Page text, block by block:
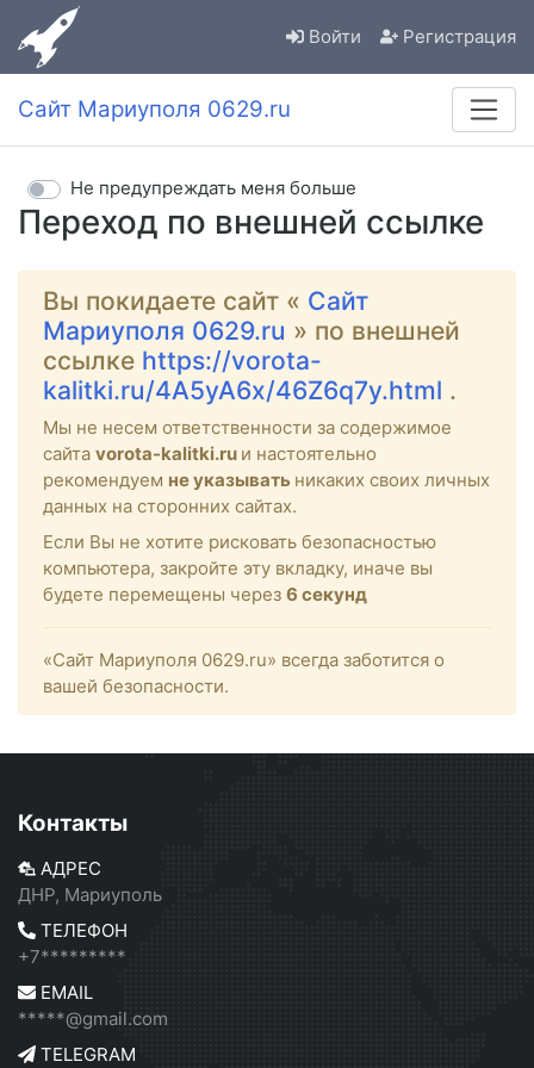
Войти Регистрация
Сайт Мариуполя 0629.ru
Переход по внешней ссылке
Не предупреждать меня больше
Вы покидаете сайт « Сайт
Мариуполя 0629.ru » по внешней
ссылке https://vorota-
kalitki.ru/4A5yA6x/46Z6q7y.html .
Мы не несем ответственности за содержимое
сайта vorota-kalitki.ru и настоятельно
рекомендуем не указывать никаких своих личных
данных на сторонних сайтах.
Если Вы не хотите рисковать безопасностью
компьютера, закройте эту вкладку, иначе вы
будете перемещены через 6 секунд
«Сайт Мариуполя 0629.ru» всегда заботится о
вашей безопасности.
Контакты
АДРЕС
ДНР, Мариуполь
ТЕЛЕФОН
+7*********
EMAIL
*****@gmail.com
TELEGRAM